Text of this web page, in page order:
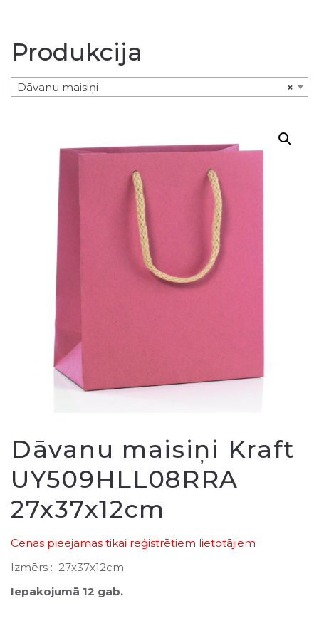
Produkcija
×
Dāvanu maisiņi
Dāvanu maisiņi Kraft
UY509HLL08RRA
27x37x12cm
Cenas pieejamas tikai reģistrētiem lietotājiem
Izmērs : 27x37x12cm
Iepakojumā 12 gab.